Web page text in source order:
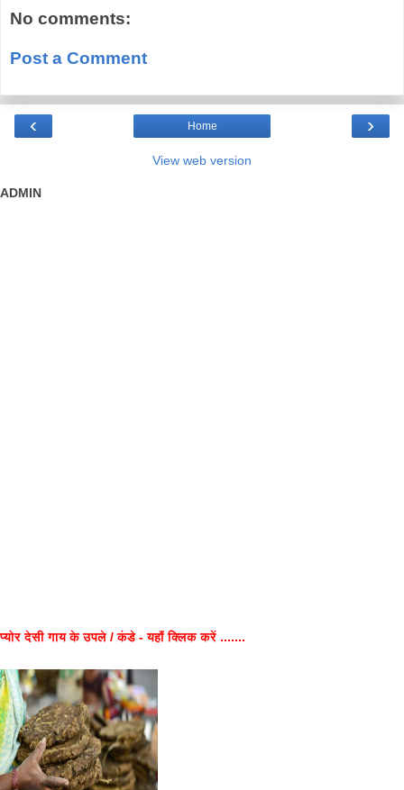
No comments:
Post a Comment
‹ ›
Home
View web version
ADMIN
प्योर देसी गाय के उपले / कंडे - यहाँ क्लिक करें .......